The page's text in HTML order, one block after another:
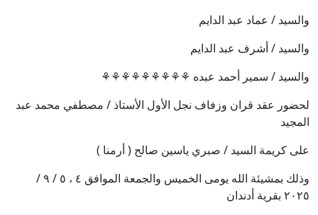
والسيد / عماد عبد الدايم
والسيد / أشرف عبد الدايم
والسيد / سمير أحمد عبده ⚘️⚘️⚘️⚘️⚘️⚘️⚘️⚘️⚘️
لحضور عقد قران وزفاف نجل الأول الأستاذ / مصطفي محمد عبد
المجيد
على كريمة السيد / صبري ياسين صالح ( أرمنا )
وذلك بمشيئة الله يومى الخميس والجمعة الموافق ٤ ، ٥ / ٩ /
٢٠٢٥ بقرية أدندان